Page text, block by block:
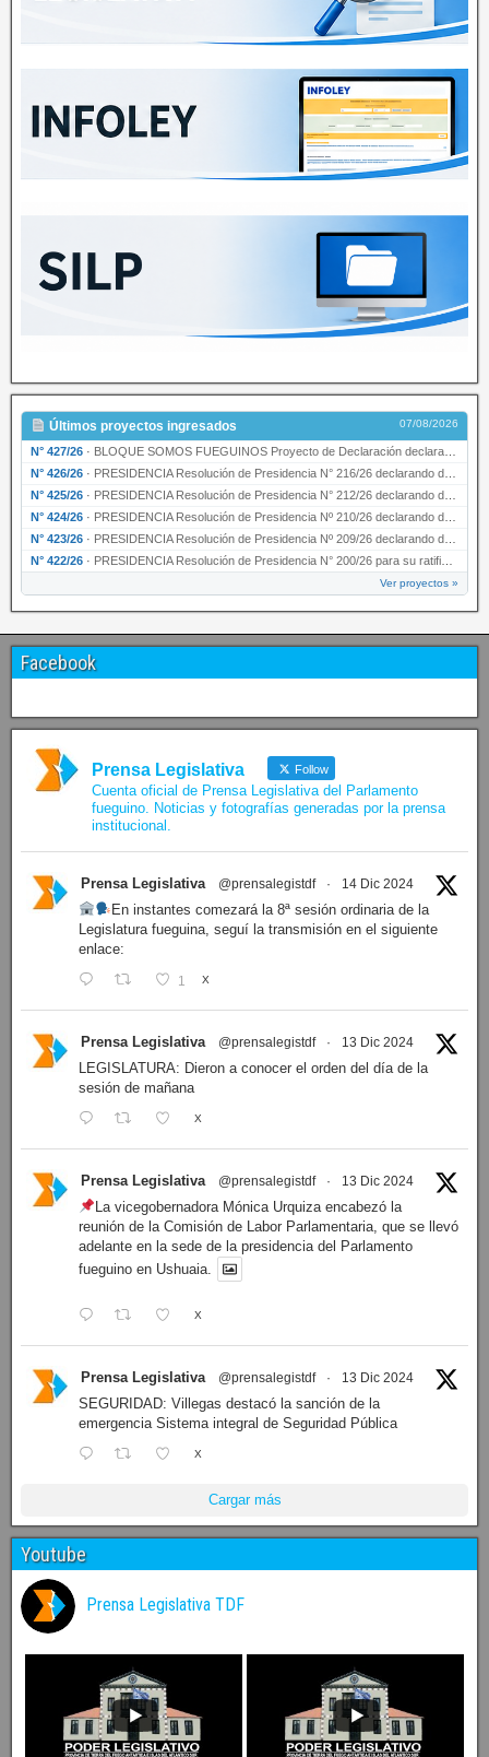
Últimos proyectos ingresados 07/08/2026
N° 427/26 · BLOQUE SOMOS FUEGUINOS Proyecto de Declaración declarando de interés provincial PRESIDENCI…
N° 426/26 · PRESIDENCIA Resolución de Presidencia N° 216/26 declarando de interés provincial la labor …
N° 425/26 · PRESIDENCIA Resolución de Presidencia N° 212/26 declarando de interés provincial el “50° A…
N° 424/26 · PRESIDENCIA Resolución de Presidencia Nº 210/26 declarando de interés provincial el proyec…
N° 423/26 · PRESIDENCIA Resolución de Presidencia Nº 209/26 declarando de interés provincial la presen…
N° 422/26 · PRESIDENCIA Resolución de Presidencia N° 200/26 para su ratificación.
Ver proyectos »
Facebook
Prensa Legislativa Follow
Cuenta oficial de Prensa Legislativa del Parlamento
fueguino. Noticias y fotografías generadas por la prensa
institucional.
Prensa Legislativa @prensalegistdf · 14 Dic 2024
En instantes comezará la 8ª sesión ordinaria de la
Legislatura fueguina, seguí la transmisión en el siguiente
enlace:
1 X
Prensa Legislativa @prensalegistdf · 13 Dic 2024
LEGISLATURA: Dieron a conocer el orden del día de la
sesión de mañana
X
Prensa Legislativa @prensalegistdf · 13 Dic 2024
La vicegobernadora Mónica Urquiza encabezó la
reunión de la Comisión de Labor Parlamentaria, que se llevó
adelante en la sede de la presidencia del Parlamento
fueguino en Ushuaia.
X
Prensa Legislativa @prensalegistdf · 13 Dic 2024
SEGURIDAD: Villegas destacó la sanción de la
emergencia Sistema integral de Seguridad Pública
X
Cargar más
Youtube
Prensa Legislativa TDF